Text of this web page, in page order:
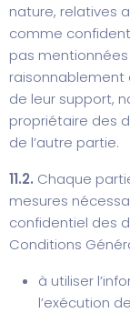
nature, relatives
comme
pas
raisonnablement
de leur support,
propriétaire des
de l’autre partie.
11.2. Chaque
mesures
confidentiel des
Conditions
à utiliser
l’exécution